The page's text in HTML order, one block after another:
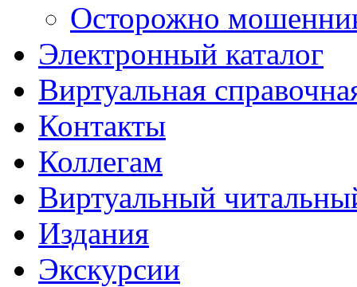
Осторожно
Электронный каталог
Виртуальная
Контакты
Коллегам
Виртуальный
Издания
Экскурсии